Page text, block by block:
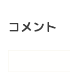
コメント